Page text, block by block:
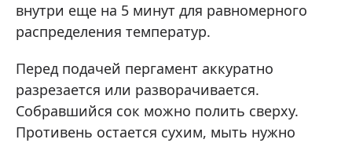
внутри еще на 5 минут для равномерного
распределения температур.
Перед подачей пергамент аккуратно
разрезается или разворачивается.
Собравшийся сок можно полить сверху.
Противень остается сухим, мыть нужно